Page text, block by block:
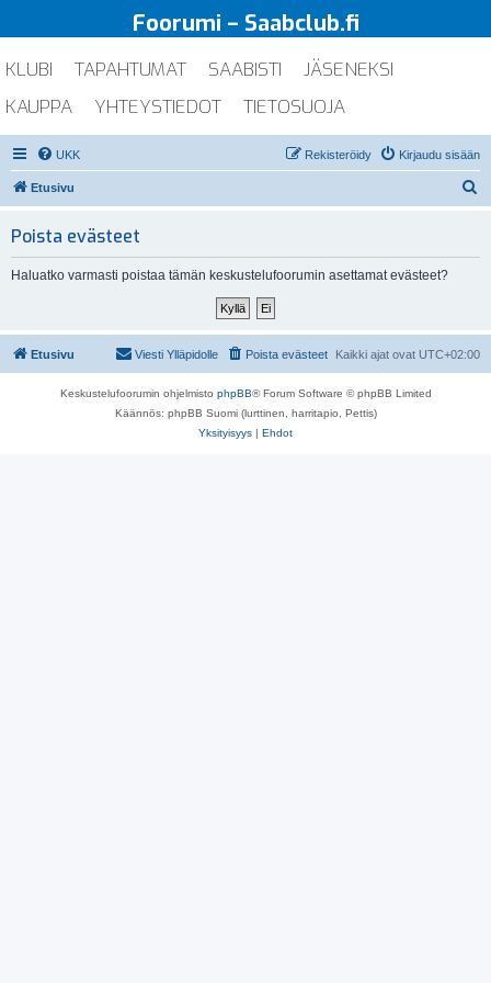
Foorumi – Saabclub.fi
KLUBI TAPAHTUMAT SAABISTI
JÄSENEKSI
KAUPPA
YHTEYSTIEDOT TIETOSUOJA
UKK Kirjaudu sisään
Rekisteröidy
Etusivu
Poista evästeet
Haluatko varmasti poistaa tämän keskustelufoorumin asettamat evästeet?
Etusivu Kaikki ajat ovat UTC+02:00
Poista evästeet
Viesti Ylläpidolle
Keskustelufoorumin ohjelmisto phpBB® Forum Software © phpBB Limited
Käännös: phpBB Suomi (lurttinen, harritapio, Pettis)
Yksityisyys | Ehdot